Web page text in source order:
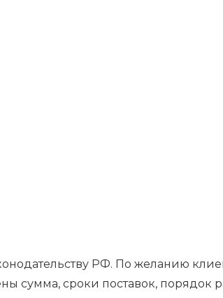
РФ. По желанию
сумма, сроки поставок, порядок